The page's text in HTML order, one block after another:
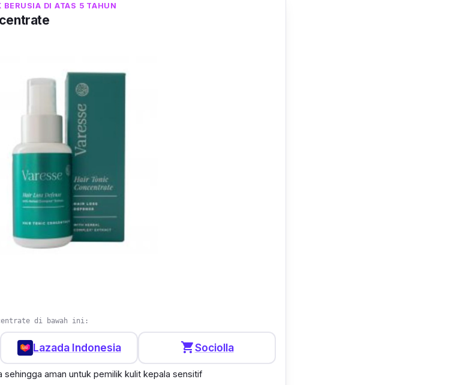
di kulit kepala sehingga rambut tetap sehat dan
Ginseng ini terbilang cukup menyegarkan
ke kulit kepala setiap habis keramas.
DI ATAS 5 TAHUN
di bawah ini:
Lazada Indonesia shopping_cartSociolla
sehingga aman untuk pemilik kulit kepala sensitif